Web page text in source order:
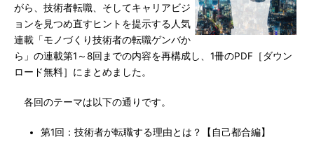
がら、技術者転職、そしてキャリアビジ
ョンを見つめ直すヒントを提示する人気
連載「モノづくり技術者の転職ゲンバか
ら」の連載第1～8回までの内容を再構成し、1冊のPDF［ダウン
ロード無料］にまとめました。
各回のテーマは以下の通りです。
第1回：技術者が転職する理由とは？【自己都合編】